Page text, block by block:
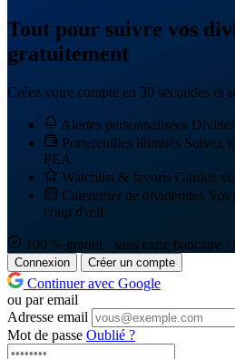
Tout pour suivre vos
gratuitement
Créez votre compte en 30 secondes et
Alertes personnalisées
Portefeuilles illimités Suivez
PEA
Watchlist & favoris Gardez
Calendrier de dividendes Vos
coup d'œil
100 % gratuit · sans carte bancaire ·
Connexion Créer un compte
Continuer avec Google
ou par email
Adresse email
Mot de passe Oublié ?